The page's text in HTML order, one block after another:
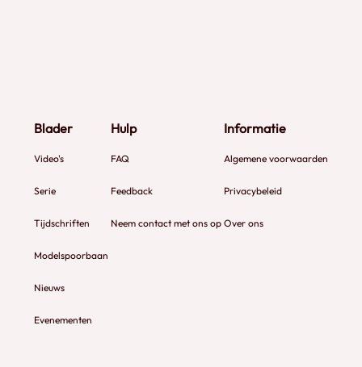
Blader
Video's
Serie
Tijdschriften
Modelspoorbaan
Nieuws
Evenementen
Hulp
FAQ
Feedback
Neem contact met ons op
Informatie
Algemene voorwaarden
Privacybeleid
Over ons